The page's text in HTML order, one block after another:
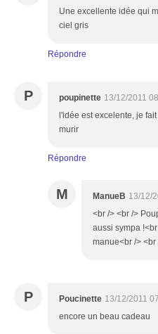
Une excellente idée qui
ciel gris
Répondre
P poupinette 13/12/2011
l'idée est excelente, je
murir
Répondre
M ManueB 13/12/
<br /> <br />
aussi sympa
manue<br /> <br
P Poucinette 13/12/2011
encore un beau cadeau